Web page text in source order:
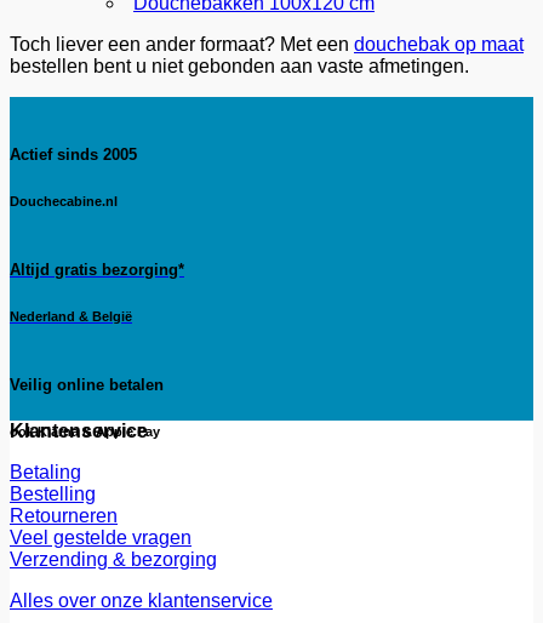
Toch liever een ander formaat? Met een douchebak op maat
bestellen bent u niet gebonden aan vaste afmetingen.
Actief sinds 2005
Douchecabine.nl
Altijd gratis bezorging*
Nederland & België
Veilig online betalen
ook Klarna & Apple Pay
Klantenservice
Betaling
Bestelling
Retourneren
Veel gestelde vragen
Verzending & bezorging
Alles over onze klantenservice